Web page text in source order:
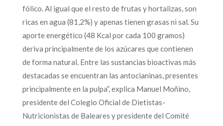
fólico. Al igual que el resto de frutas y hortalizas, son
ricas en agua (81,2%) y apenas tienen grasas ni sal. Su
aporte energético (48 Kcal por cada 100 gramos)
deriva principalmente de los azúcares que contienen
de forma natural. Entre las sustancias bioactivas más
destacadas se encuentran las antocianinas, presentes
principalmente en la pulpa”, explica Manuel Moñino,
presidente del Colegio Oficial de Dietistas-
Nutricionistas de Baleares y presidente del Comité